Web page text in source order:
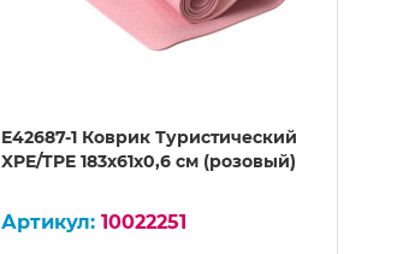
E42687-1 Коврик Туристический
XPE/TPE 183х61х0,6 см (розовый)
10022251